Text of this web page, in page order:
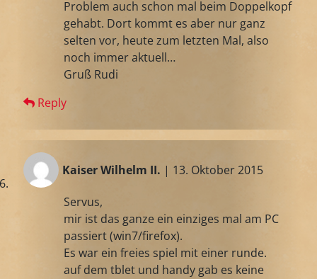
Problem auch schon mal beim Doppelkopf
gehabt. Dort kommt es aber nur ganz
selten vor, heute zum letzten Mal, also
noch immer aktuell…
Gruß Rudi
Reply
Kaiser Wilhelm II. | 13. Oktober 2015
Servus,
mir ist das ganze ein einziges mal am PC
passiert (win7/firefox).
Es war ein freies spiel mit einer runde.
auf dem tblet und handy gab es keine